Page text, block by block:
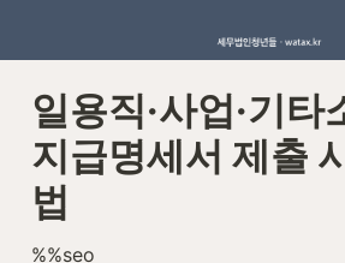
일용직·사업·기타
지급명세서 제출
법
%%seo